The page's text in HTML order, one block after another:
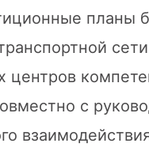
планы
с